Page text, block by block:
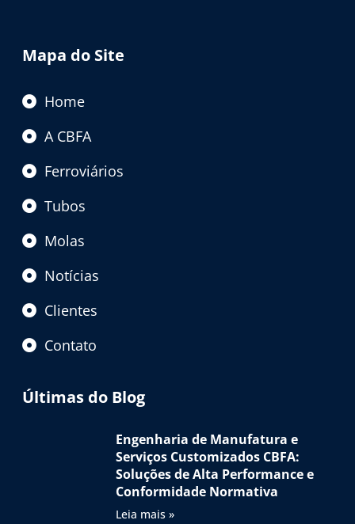
Mapa do Site
Home
A CBFA
Ferroviários
Tubos
Molas
Notícias
Clientes
Contato
Últimas do Blog
Engenharia de Manufatura e
Serviços Customizados CBFA:
Soluções de Alta Performance e
Conformidade Normativa
Leia mais »